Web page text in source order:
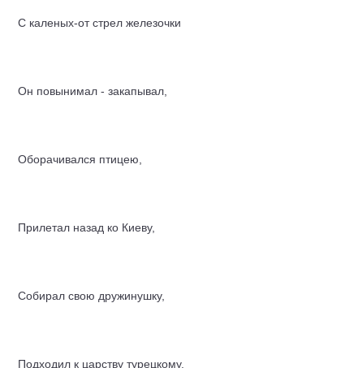
С каленых-от стрел железочки
Он повынимал - закапывал,
Оборачивался птицею,
Прилетал назад ко Киеву,
Собирал свою дружинушку,
Подходил к царству турецкому.